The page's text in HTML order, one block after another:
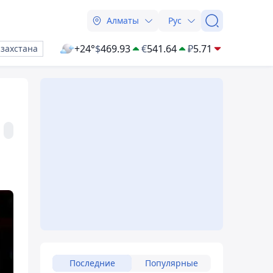
Алматы Рус
+24°$469.93 €541.64 ₽5.71
Последние Популярные